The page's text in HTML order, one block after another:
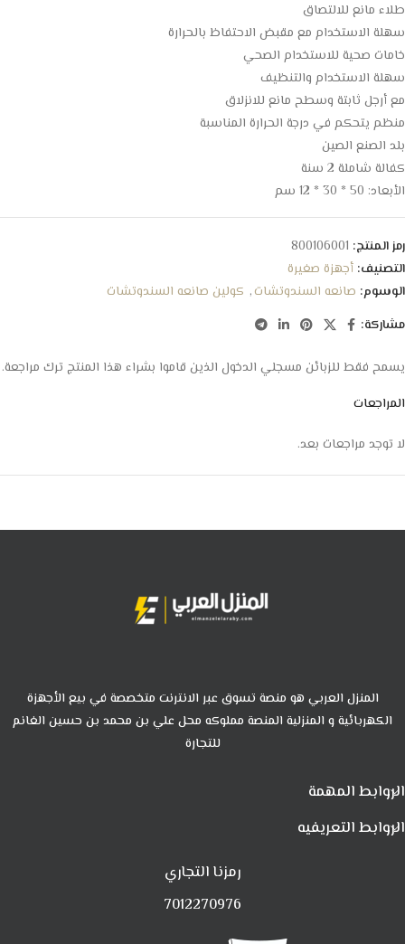
طلاء مانع للالتصاق
سهلة الاستخدام مع مقبض الاحتفاظ بالحرارة
خامات صحية للاستخدام الصحي
سهلة الاستخدام والتنظيف
مع أرجل ثابتة وسطح مانع للانزلاق
منظم يتحكم في درجة الحرارة المناسبة
بلد الصنع الصين
كفالة شاملة 2 سنة
الأبعاد: 50 * 30 * 12 سم
رمز المنتج: 800106001
التصنيف: أجهزة صغيرة
الوسوم: صانعه السندوتشات, كولين صانعه السندوتشات
مشاركة:
المراجعات
لا توجد مراجعات بعد.
يسمح فقط للزبائن مسجلي الدخول الذين قاموا بشراء هذا المنتج ترك مراجعة.
المنزل العربي هو منصة تسوق عبر الانترنت متخصصة في بيع الأجهزة
الكهربائية و المنزلية المنصة مملوكه محل علي بن محمد بن حسين الغانم
للتجارة
الروابط المهمة
الروابط التعريفيه
رمزنا التجاري
7012270976